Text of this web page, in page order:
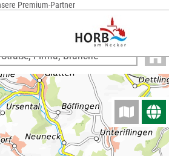
Michael Blocher Steuerberater